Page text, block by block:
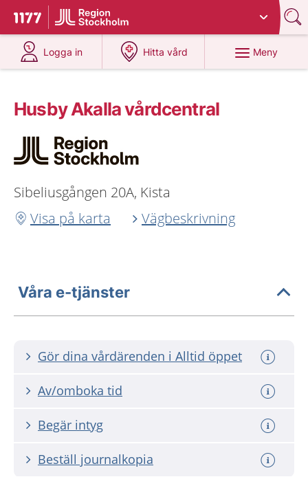
Till startsidan för 1177
Du har valt region
Logga in
på 1177.se
Hitta vård
på 1177.se
Meny
Husby Akalla vårdcentral
Sibeliusgången 20A, Kista
Visa på karta
Vägbeskrivning
Våra e-tjänster
Gör dina vårdärenden i Alltid öppet
Av/omboka tid
Begär intyg
Beställ journalkopia